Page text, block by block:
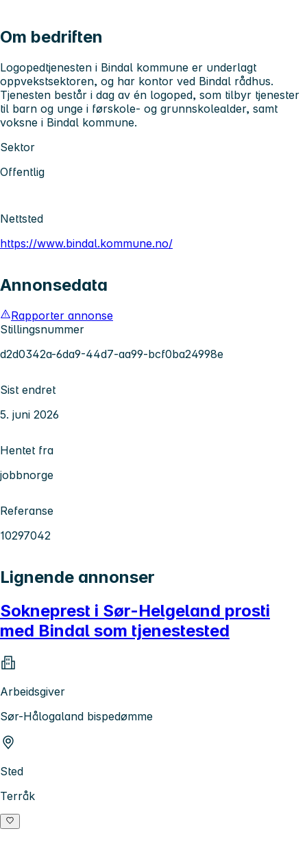
Om bedriften
Logopedtjenesten i Bindal kommune er underlagt
oppvekstsektoren, og har kontor ved Bindal rådhus.
Tjenesten består i dag av én logoped, som tilbyr tjenester
til barn og unge i førskole- og grunnskolealder, samt
voksne i Bindal kommune.
Sektor
Offentlig
Nettsted
https://www.bindal.kommune.no/
Annonsedata
Rapporter annonse
Stillingsnummer
d2d0342a-6da9-44d7-aa99-bcf0ba24998e
Sist endret
5. juni 2026
Hentet fra
jobbnorge
Referanse
10297042
Lignende annonser
Sokneprest i Sør-Helgeland prosti
med Bindal som tjenestested
Arbeidsgiver
Sør-Hålogaland bispedømme
Sted
Terråk